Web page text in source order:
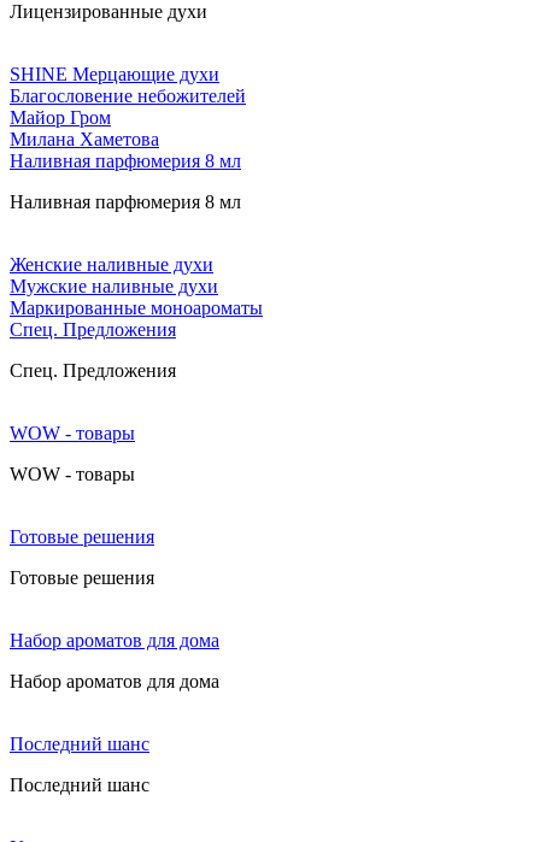
Лицензированные духи
SHINE Мерцающие духи
Благословение небожителей
Майор Гром
Милана Хаметова
Наливная парфюмерия 8 мл
Наливная парфюмерия 8 мл
Женские наливные духи
Мужские наливные духи
Маркированные моноароматы
Cпец. Предложения
Cпец. Предложения
WOW - товары
WOW - товары
Готовые решения
Готовые решения
Набор ароматов для дома
Набор ароматов для дома
Последний шанс
Последний шанс